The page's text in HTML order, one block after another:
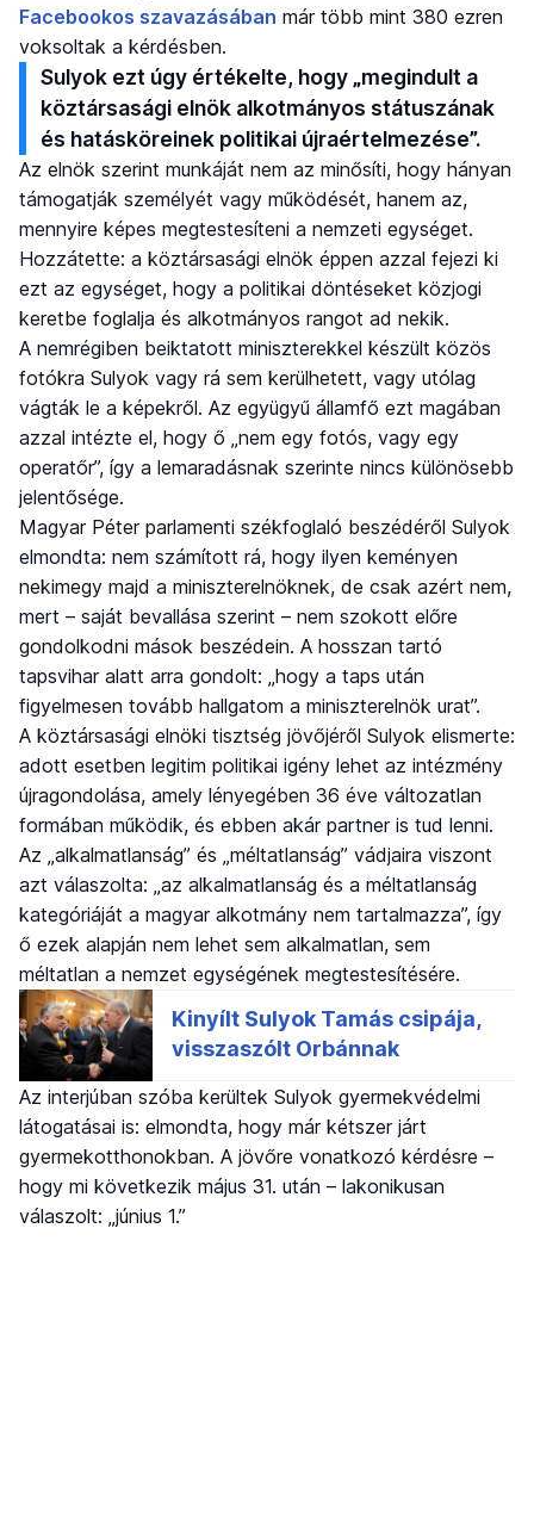
Facebookos szavazásában már több mint 380 ezren
voksoltak a kérdésben.
Sulyok ezt úgy értékelte, hogy „megindult a
köztársasági elnök alkotmányos státuszának
és hatásköreinek politikai újraértelmezése”.
Az elnök szerint munkáját nem az minősíti, hogy hányan
támogatják személyét vagy működését, hanem az,
mennyire képes megtestesíteni a nemzeti egységet.
Hozzátette: a köztársasági elnök éppen azzal fejezi ki
ezt az egységet, hogy a politikai döntéseket közjogi
keretbe foglalja és alkotmányos rangot ad nekik.
A nemrégiben beiktatott miniszterekkel készült közös
fotókra Sulyok vagy rá sem kerülhetett, vagy utólag
vágták le a képekről. Az együgyű államfő ezt magában
azzal intézte el, hogy ő „nem egy fotós, vagy egy
operatőr”, így a lemaradásnak szerinte nincs különösebb
jelentősége.
Magyar Péter parlamenti székfoglaló beszédéről Sulyok
elmondta: nem számított rá, hogy ilyen keményen
nekimegy majd a miniszterelnöknek, de csak azért nem,
mert – saját bevallása szerint – nem szokott előre
gondolkodni mások beszédein. A hosszan tartó
tapsvihar alatt arra gondolt: „hogy a taps után
figyelmesen tovább hallgatom a miniszterelnök urat”.
A köztársasági elnöki tisztség jövőjéről Sulyok elismerte:
adott esetben legitim politikai igény lehet az intézmény
újragondolása, amely lényegében 36 éve változatlan
formában működik, és ebben akár partner is tud lenni.
Az „alkalmatlanság” és „méltatlanság” vádjaira viszont
azt válaszolta: „az alkalmatlanság és a méltatlanság
kategóriáját a magyar alkotmány nem tartalmazza”, így
ő ezek alapján nem lehet sem alkalmatlan, sem
méltatlan a nemzet egységének megtestesítésére.
Az interjúban szóba kerültek Sulyok gyermekvédelmi
látogatásai is: elmondta, hogy már kétszer járt
gyermekotthonokban. A jövőre vonatkozó kérdésre –
hogy mi következik május 31. után – lakonikusan
válaszolt: „június 1.”